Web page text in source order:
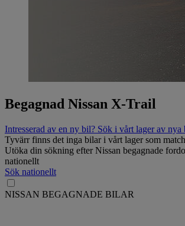
Begagnad Nissan X-Trail
Intresserad av en ny bil? Sök i vårt lager av
Tyvärr finns det inga bilar i vårt lager som
Utöka din sökning efter Nissan begagnade
nationellt
Sök nationellt
NISSAN BEGAGNADE BILAR